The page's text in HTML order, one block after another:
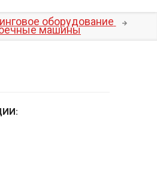
оборудование
машины